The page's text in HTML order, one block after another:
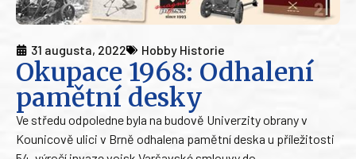
31 augusta, 2022 Hobby Historie
Okupace 1968: Odhalení
pamětní desky
Ve středu odpoledne byla na budově Univerzity obrany v
Kounicově ulici v Brně odhalena pamětní deska u příležitosti